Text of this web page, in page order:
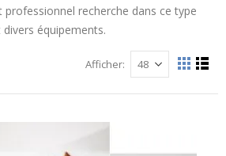
recherche dans ce type
équipements.
Afficher
Afficher
comme
La